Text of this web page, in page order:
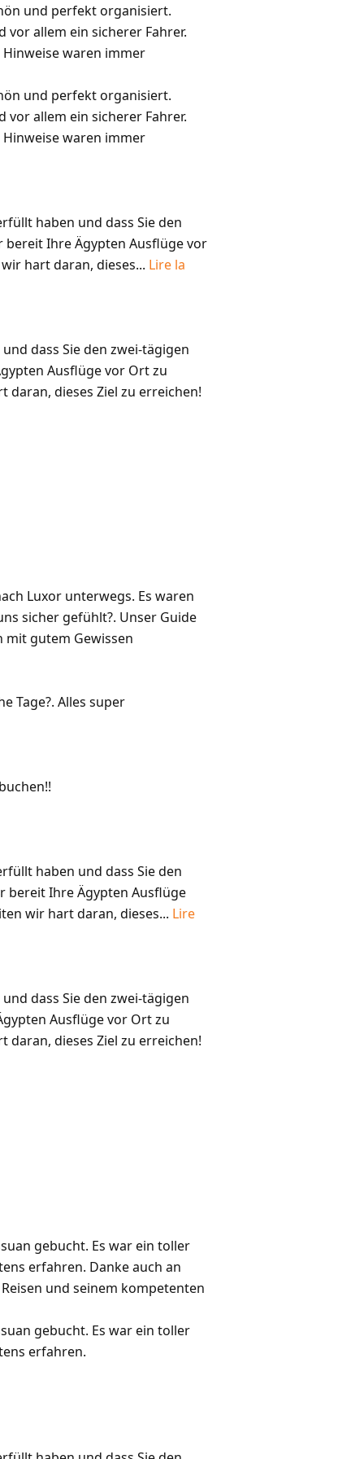
und perfekt organisiert.
vor allem ein sicherer Fahrer.
waren immer
und perfekt organisiert.
vor allem ein sicherer Fahrer.
waren immer
haben und dass Sie den
bereit Ihre Ägypten Ausflüge vor
hart daran, dieses... Lire la
dass Sie den zwei-tägigen
Ausflüge vor Ort zu
daran, dieses Ziel zu erreichen!
Luxor unterwegs. Es waren
sicher gefühlt?. Unser Guide
mit gutem Gewissen
Tage?. Alles super
haben und dass Sie den
bereit Ihre Ägypten Ausflüge
wir hart daran, dieses... Lire
dass Sie den zwei-tägigen
Ausflüge vor Ort zu
daran, dieses Ziel zu erreichen!
gebucht. Es war ein toller
erfahren. Danke auch an
und seinem kompetenten
gebucht. Es war ein toller
erfahren.